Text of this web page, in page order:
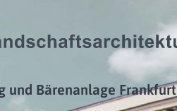
und Bärenanlage Frankfurt